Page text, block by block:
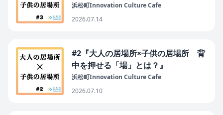
浜松町Innovation Culture Cafe
2026.07.14
#2『大人の居場所×子供の居場所 背
中を押せる「場」とは？』
浜松町Innovation Culture Cafe
2026.07.10